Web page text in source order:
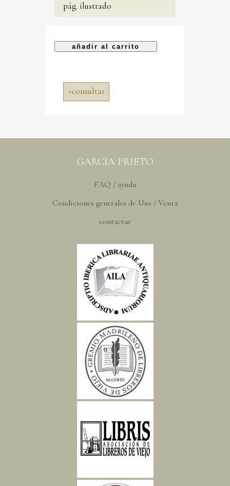
pág. ilustrado
>consultar
GARCIA PRIETO
FAQ / ayuda
Condiciones generales de Uso / Venta
contactar